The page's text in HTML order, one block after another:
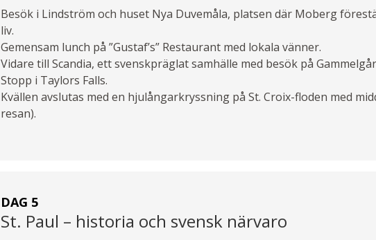
Besök i Lindström och huset Nya Duvemåla, platsen där Moberg
liv.
Gemensam lunch på ”Gustaf’s” Restaurant med lokala vänner.
Vidare till Scandia, ett svenskpräglat samhälle med besök på
Stopp i Taylors Falls.
Kvällen avslutas med en hjulångarkryssning på St. Croix-floden med
resan).
DAG 5
St. Paul – historia och svensk närvaro